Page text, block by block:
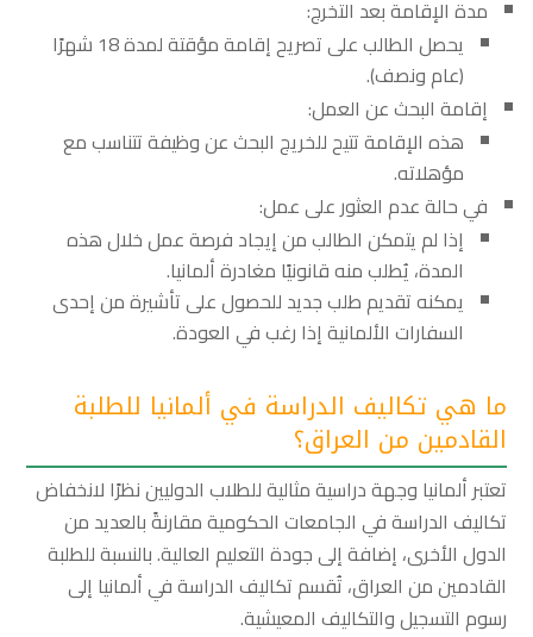
مدة الإقامة بعد التخرج:
يحصل الطالب على تصريح إقامة مؤقتة لمدة 18 شهرًا
(عام ونصف).
إقامة البحث عن العمل:
هذه الإقامة تتيح للخريج البحث عن وظيفة تتناسب مع
مؤهلاته.
في حالة عدم العثور على عمل:
إذا لم يتمكن الطالب من إيجاد فرصة عمل خلال هذه
المدة، يُطلب منه قانونيًا مغادرة ألمانيا.
يمكنه تقديم طلب جديد للحصول على تأشيرة من إحدى
السفارات الألمانية إذا رغب في العودة.
ما هي تكاليف الدراسة في ألمانيا للطلبة
القادمين من العراق؟
تعتبر ألمانيا وجهة دراسية مثالية للطلاب الدوليين نظرًا لانخفاض
تكاليف الدراسة في الجامعات الحكومية مقارنةً بالعديد من
الدول الأخرى، إضافة إلى جودة التعليم العالية. بالنسبة للطلبة
القادمين من العراق، تُقسم تكاليف الدراسة في ألمانيا إلى
رسوم التسجيل والتكاليف المعيشية.